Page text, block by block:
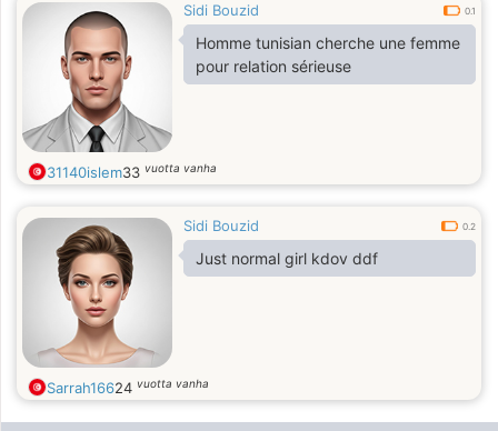
Sidi Bouzid 0.1
Homme tunisian cherche une femme
pour relation sérieuse
31140islem33 vuotta vanha
Sidi Bouzid 0.2
Just normal girl kdov ddf
Sarrah16624 vuotta vanha